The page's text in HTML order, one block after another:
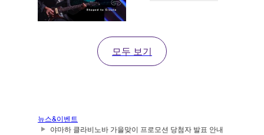
모두 보기
뉴스&이벤트
야마하 클라비노바 가을맞이 프로모션 당첨자 발표 안내